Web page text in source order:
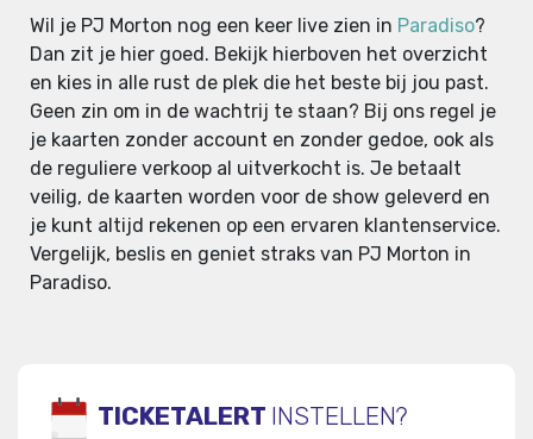
Wil je PJ Morton nog een keer live zien in Paradiso?
Dan zit je hier goed. Bekijk hierboven het overzicht
en kies in alle rust de plek die het beste bij jou past.
Geen zin om in de wachtrij te staan? Bij ons regel je
je kaarten zonder account en zonder gedoe, ook als
de reguliere verkoop al uitverkocht is. Je betaalt
veilig, de kaarten worden voor de show geleverd en
je kunt altijd rekenen op een ervaren klantenservice.
Vergelijk, beslis en geniet straks van PJ Morton in
Paradiso.
TICKETALERT INSTELLEN?